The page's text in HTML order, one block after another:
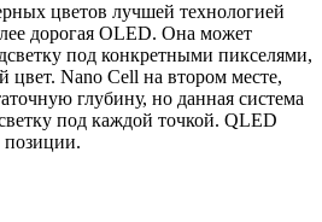
цветов лучшей технологией
дорогая OLED. Она может
под конкретными пикселями,
цвет. Nano Cell на втором месте,
глубину, но данная система
под каждой точкой. QLED
позиции.